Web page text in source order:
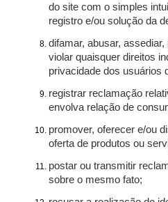
do site com o simples
registro e/ou solução da
difamar, abusar,
violar quaisquer direitos
privacidade dos usuários
registrar reclamação
envolva relação de
promover, oferecer e/ou
oferta de produtos ou
postar ou transmitir
sobre o mesmo fato;